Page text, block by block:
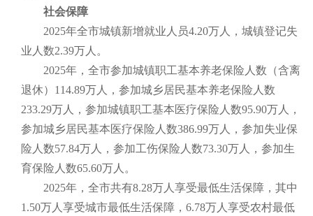
社会保障
2025年全市城镇新增就业人员4.20万人，城镇登记失
业人数2.39万人。
2025年，全市参加城镇职工基本养老保险人数（含离
退休）114.89万人，参加城乡居民基本养老保险人数
233.29万人，参加城镇职工基本医疗保险人数95.90万人，
参加城乡居民基本医疗保险人数386.99万人，参加失业保
险人数57.84万人，参加工伤保险人数73.30万人，参加生
育保险人数65.60万人。
2025年，全市共有8.28万人享受最低生活保障，其中
1.50万人享受城市最低生活保障，6.78万人享受农村最低